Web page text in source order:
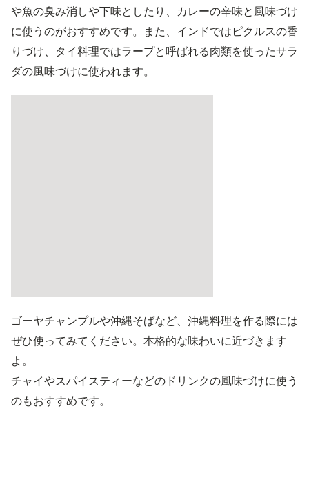
や魚の臭み消しや下味としたり、カレーの辛味と風味づけ
に使うのがおすすめです。また、インドではピクルスの香
りづけ、タイ料理ではラープと呼ばれる肉類を使ったサラ
ダの風味づけに使われます。
ゴーヤチャンプルや沖縄そばなど、沖縄料理を作る際には
ぜひ使ってみてください。本格的な味わいに近づきます
よ。
チャイやスパイスティーなどのドリンクの風味づけに使う
のもおすすめです。